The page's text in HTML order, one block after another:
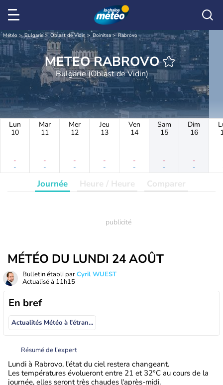
Météo Bulgarie Oblast de Vidin Boinitsa Rabrovo
METEO RABROVO
Bulgarie (Oblast de Vidin)
Lun
10
-
-
Mar
11
-
-
Mer
12
-
-
Jeu
13
-
-
Ven
14
-
-
Sam
15
-
-
Dim
16
-
-
Journée Heure / Heure Comparer
MÉTÉO DU LUNDI 24 AOÛT
Bulletin établi parCyril WUEST
Actualisé à 11h15
En bref
Actualités Météo à l'étranger
Résumé de l’expert
Lundi à Rabrovo, l'état du ciel restera changeant.
Les températures évolueront entre 21 et 32°C au cours de la
journée, elles seront très chaudes l'après-midi.